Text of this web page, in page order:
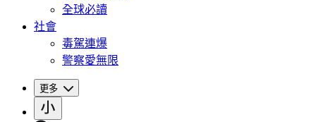
全球必讀
社會
毒駕連爆
警察愛無限
更多